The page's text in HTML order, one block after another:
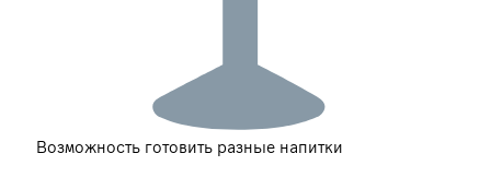
Возможность готовить разные напитки